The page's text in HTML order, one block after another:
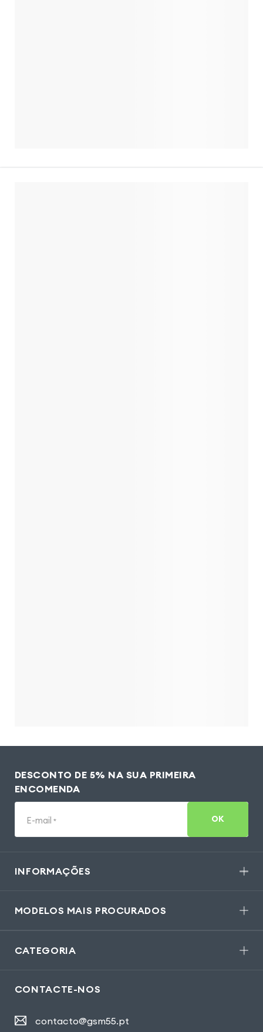
DESCONTO DE 5% NA SUA PRIMEIRA
ENCOMENDA
E-mail * OK
INFORMAÇÕES
MODELOS MAIS PROCURADOS
CATEGORIA
CONTACTE-NOS
contacto@gsm55.pt